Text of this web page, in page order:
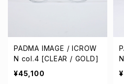
PADMA IMAGE / ICROW
N col.4 [CLEAR / GOLD]
¥45,100